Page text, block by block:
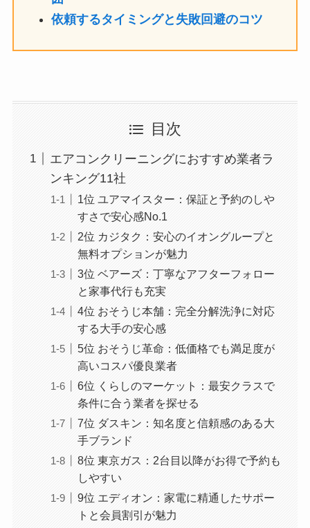
依頼するタイミングと失敗回避のコツ
目次
エアコンクリーニングにおすすめ業者ラ
ンキング11社
1位 ユアマイスター：保証と予約のしや
すさで安心感No.1
2位 カジタク：安心のイオングループと
無料オプションが魅力
3位 ベアーズ：丁寧なアフターフォロー
と家事代行も充実
4位 おそうじ本舗：完全分解洗浄に対応
する大手の安心感
5位 おそうじ革命：低価格でも満足度が
高いコスパ優良業者
6位 くらしのマーケット：最安クラスで
条件に合う業者を探せる
7位 ダスキン：知名度と信頼感のある大
手ブランド
8位 東京ガス：2台目以降がお得で予約も
しやすい
9位 エディオン：家電に精通したサポー
トと会員割引が魅力